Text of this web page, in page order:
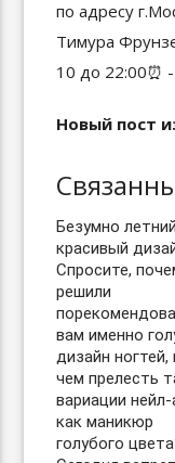
Новый пост
Безумно
красивый
Спросите,
решили
вам именно
дизайн ногтей,
чем прелесть
вариации нейл-
как маникюр
голубого